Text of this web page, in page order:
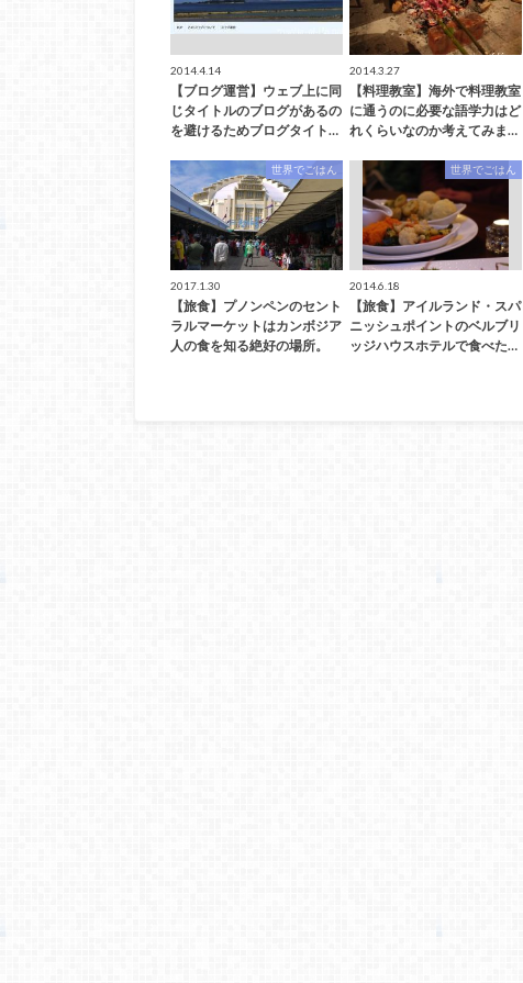
2014.4.14
【ブログ運営】ウェブ上に同
じタイトルのブログがあるの
を避けるためブログタイト…
2014.3.27
【料理教室】海外で料理教室
に通うのに必要な語学力はど
れくらいなのか考えてみま…
世界でごはん
2017.1.30
【旅食】プノンペンのセント
ラルマーケットはカンボジア
人の食を知る絶好の場所。
世界でごはん
2014.6.18
【旅食】アイルランド・スパ
ニッシュポイントのベルブリ
ッジハウスホテルで食べた…